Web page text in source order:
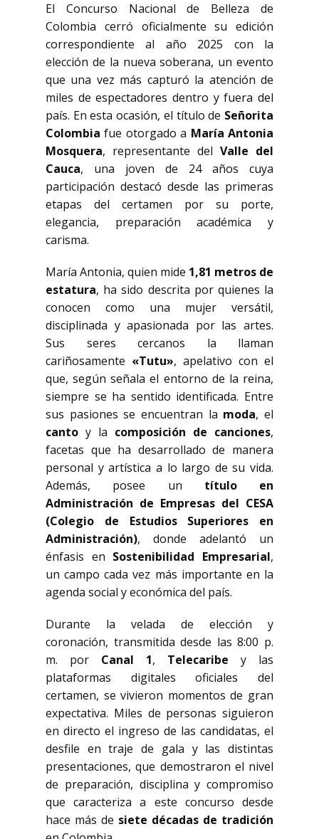
El Concurso Nacional de Belleza de
Colombia cerró oficialmente su edición
correspondiente al año 2025 con la
elección de la nueva soberana, un evento
que una vez más capturó la atención de
miles de espectadores dentro y fuera del
país. En esta ocasión, el título de Señorita
Colombia fue otorgado a María Antonia
Mosquera, representante del Valle del
Cauca, una joven de 24 años cuya
participación destacó desde las primeras
etapas del certamen por su porte,
elegancia, preparación académica y
carisma.
María Antonia, quien mide 1,81 metros de
estatura, ha sido descrita por quienes la
conocen como una mujer versátil,
disciplinada y apasionada por las artes.
Sus seres cercanos la llaman
cariñosamente «Tutu», apelativo con el
que, según señala el entorno de la reina,
siempre se ha sentido identificada. Entre
sus pasiones se encuentran la moda, el
canto y la composición de canciones,
facetas que ha desarrollado de manera
personal y artística a lo largo de su vida.
Además, posee un título en
Administración de Empresas del CESA
(Colegio de Estudios Superiores en
Administración), donde adelantó un
énfasis en Sostenibilidad Empresarial,
un campo cada vez más importante en la
agenda social y económica del país.
Durante la velada de elección y
coronación, transmitida desde las 8:00 p.
m. por Canal 1, Telecaribe y las
plataformas digitales oficiales del
certamen, se vivieron momentos de gran
expectativa. Miles de personas siguieron
en directo el ingreso de las candidatas, el
desfile en traje de gala y las distintas
presentaciones, que demostraron el nivel
de preparación, disciplina y compromiso
que caracteriza a este concurso desde
hace más de siete décadas de tradición